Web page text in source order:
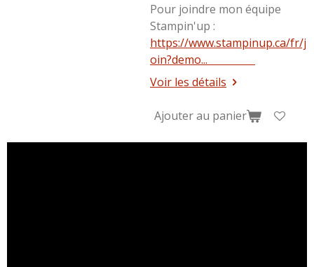
Pour joindre mon équipe
Stampin'up :
https://www.stampinup.ca/fr/j
oin?demo...
Voir les détails
Ajouter au panier